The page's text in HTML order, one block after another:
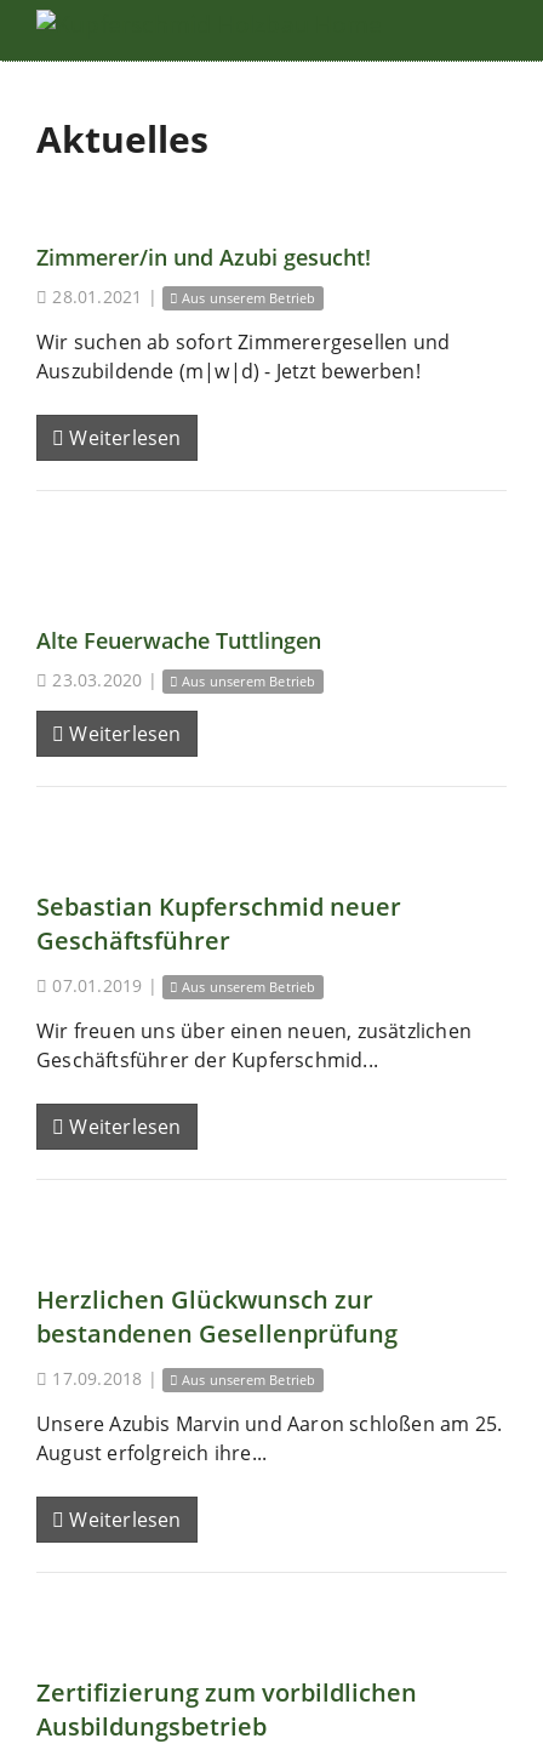
Aktuelles
Zimmerer/in und Azubi gesucht!
28.01.2021 | Aus unserem Betrieb
Wir suchen ab sofort Zimmerergesellen und
Auszubildende (m|w|d) - Jetzt bewerben!
Weiterlesen
Alte Feuerwache Tuttlingen
23.03.2020 | Aus unserem Betrieb
Weiterlesen
Sebastian Kupferschmid neuer
Geschäftsführer
07.01.2019 | Aus unserem Betrieb
Wir freuen uns über einen neuen, zusätzlichen
Geschäftsführer der Kupferschmid...
Weiterlesen
Herzlichen Glückwunsch zur
bestandenen Gesellenprüfung
17.09.2018 | Aus unserem Betrieb
Unsere Azubis Marvin und Aaron schloßen am 25.
August erfolgreich ihre...
Weiterlesen
Zertifizierung zum vorbildlichen
Ausbildungsbetrieb